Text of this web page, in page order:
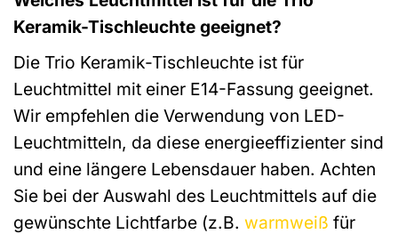
Keramik-Tischleuchte geeignet?
Die Trio Keramik-Tischleuchte ist für
Leuchtmittel mit einer E14-Fassung geeignet.
Wir empfehlen die Verwendung von LED-
Leuchtmitteln, da diese energieeffizienter sind
und eine längere Lebensdauer haben. Achten
Sie bei der Auswahl des Leuchtmittels auf die
gewünschte Lichtfarbe (z.B. warmweiß für